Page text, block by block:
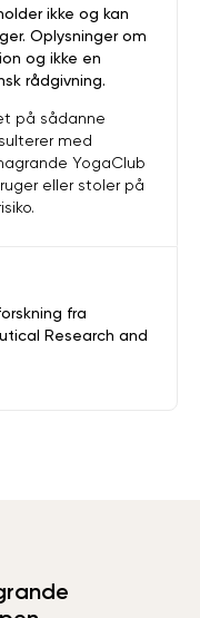
fra
Research and
ikke og kan
Oplysninger om
og ikke en
rådgivning.
på sådanne
med
YogaClub
eller stoler på